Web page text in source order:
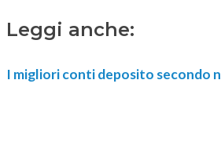
Leggi anche:
I migliori conti deposito secondo